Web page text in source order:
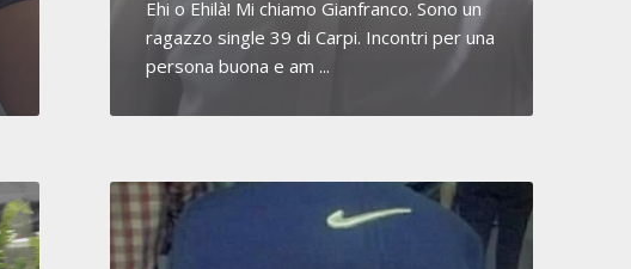
Ehi o Ehilà! Mi chiamo Gianfranco. Sono un
ragazzo single 39 di Carpi. Incontri per una
persona buona e am ...